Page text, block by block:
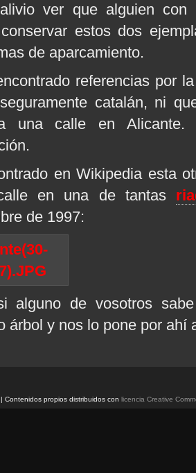
ver que alguien con
estos dos
de aparcamiento.
referencias por
catalán, ni
una calle en
en Wikipedia esta
en una de tantas
de 1997:
alguno de vosotros
árbol y nos lo pone por ahí
Contenidos propios distribuidos con licencia Creative